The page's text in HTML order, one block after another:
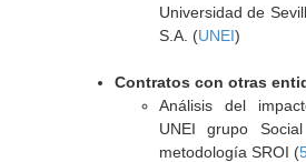
Universidad de
S.A. (UNEI)
Contratos con otras
Análisis del
UNEI grupo
metodología SROI (